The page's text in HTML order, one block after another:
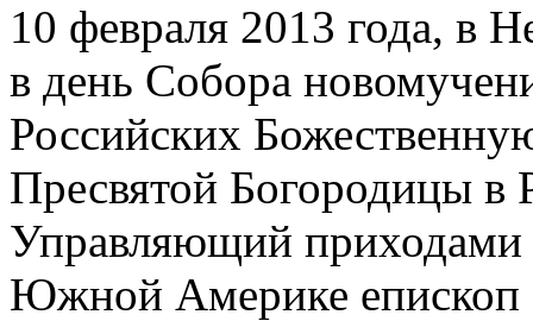
10 февраля 2013 года, в
в день Собора
Российских
Пресвятой Богородицы в
Управляющий приходами
Южной Америке епископ